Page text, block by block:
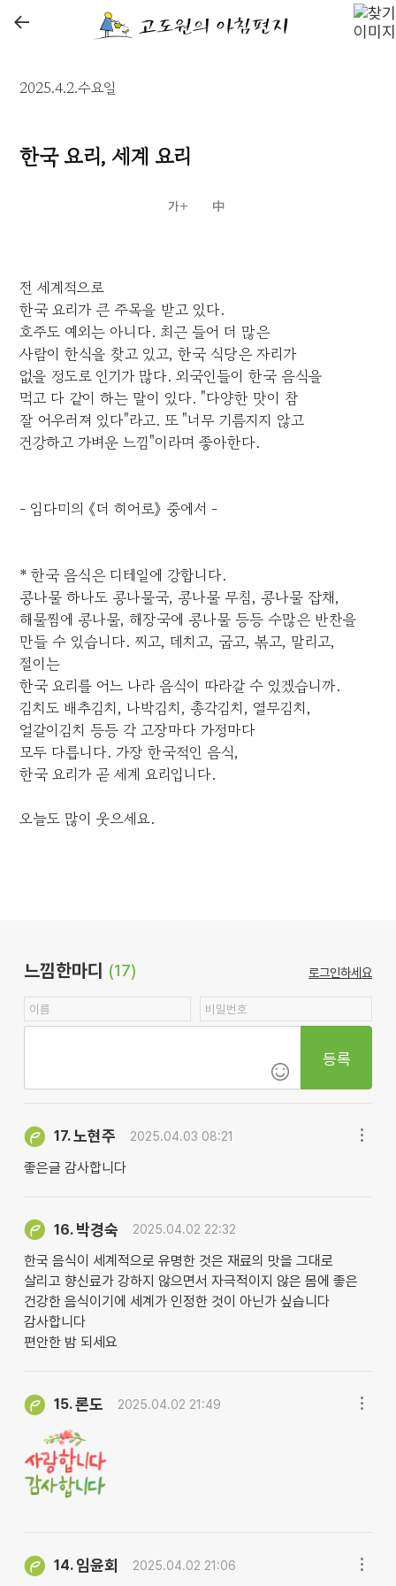
←
2025.4.2.수요일
한국 요리, 세계 요리
전 세계적으로
한국 요리가 큰 주목을 받고 있다.
호주도 예외는 아니다. 최근 들어 더 많은
사람이 한식을 찾고 있고, 한국 식당은 자리가
없을 정도로 인기가 많다. 외국인들이 한국 음식을
먹고 다 같이 하는 말이 있다. "다양한 맛이 참
잘 어우러져 있다"라고. 또 "너무 기름지지 않고
건강하고 가벼운 느낌"이라며 좋아한다.
- 임다미의 《더 히어로》 중에서 -
* 한국 음식은 디테일에 강합니다.
콩나물 하나도 콩나물국, 콩나물 무침, 콩나물 잡채,
해물찜에 콩나물, 해장국에 콩나물 등등 수많은 반찬을
만들 수 있습니다. 찌고, 데치고, 굽고, 볶고, 말리고,
절이는
한국 요리를 어느 나라 음식이 따라갈 수 있겠습니까.
김치도 배추김치, 나박김치, 총각김치, 열무김치,
얼갈이김치 등등 각 고장마다 가정마다
모두 다릅니다. 가장 한국적인 음식,
한국 요리가 곧 세계 요리입니다.
오늘도 많이 웃으세요.
느낌한마디 (17) 로그인하세요
등록
17.노현주 2025.04.03 08:21
좋은글 감사합니다
16. 박경숙 2025.04.02 22:32
한국 음식이 세계적으로 유명한 것은 재료의 맛을 그대로
살리고 향신료가 강하지 않으면서 자극적이지 않은 몸에 좋은
건강한 음식이기에 세계가 인정한 것이 아닌가 싶습니다
감사합니다
편안한 밤 되세요
15.론도 2025.04.02 21:49
14. 임윤회 2025.04.02 21:06